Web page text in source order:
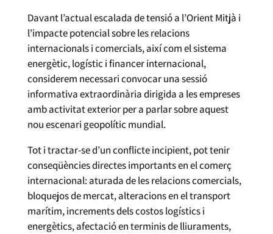
Davant l’actual escalada de tensió a l’Orient Mitjà i
l’impacte potencial sobre les relacions
internacionals i comercials, així com el sistema
energètic, logístic i financer internacional,
considerem necessari convocar una sessió
informativa extraordinària dirigida a les empreses
amb activitat exterior per a parlar sobre aquest
nou escenari geopolític mundial.
Tot i tractar-se d’un conflicte incipient, pot tenir
conseqüències directes importants en el comerç
internacional: aturada de les relacions comercials,
bloquejos de mercat, alteracions en el transport
marítim, increments dels costos logístics i
energètics, afectació en terminis de lliuraments,